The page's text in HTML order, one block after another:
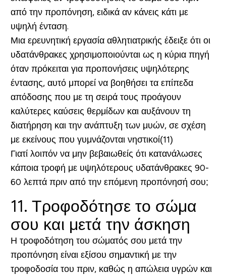
από την προπόνηση, ειδικά αν κάνεις κάτι με
υψηλή ένταση.
Μια ερευνητική εργασία αθλητιατρικής έδειξε ότι οι
υδατάνθρακες χρησιμοποιούνται ως η κύρια πηγή
όταν πρόκειται για προπονήσεις υψηλότερης
έντασης, αυτό μπορεί να βοηθήσει τα επίπεδα
απόδοσης που με τη σειρά τους προάγουν
καλύτερες καύσεις θερμίδων και αυξάνουν τη
διατήρηση και την ανάπτυξη των μυών, σε σχέση
με εκείνους που γυμνάζονται νηστικοί(11)
Γιατί λοιπόν να μην βεβαιωθείς ότι κατανάλωσες
κάποια τροφή με υψηλότερους υδατάνθρακες 90-
60 λεπτά πριν από την επόμενη προπόνησή σου;
11. Τροφοδότησε το σώμα
σου και μετά την άσκηση
Η τροφοδότηση του σώματός σου μετά την
προπόνηση είναι εξίσου σημαντική με την
τροφοδοσία του πριν, καθώς η απώλεια υγρών και